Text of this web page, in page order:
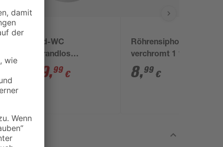
Wand-WC
spülrandlos
'Lissabon' inklusive
WC-Sitz weiß
129,99 €
Röhrensiphon
verchromt 1 1/4" x 32
mm
8,99 €